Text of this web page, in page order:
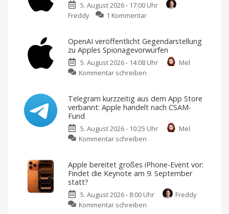
verrät
Ein
Schutzschild
mit
5. August 2026 - 17:00 Uhr
Freddy
1 Kommentarzu
soll
Apple
im
spannender
Herbst
steht
bevor
OpenAI veröffentlicht Gegendarstellung
zu Apples Spionagevorwürfen
5. August 2026 - 14:08 Uhr
Mel
Kommentar schreiben
Gegendarstellung
zu
Spionagevorwürfen
haben
Telegram kurzzeitig aus dem App Store
verbannt: Apple handelt nach CSAM-
Fund
5. August 2026 - 10:25 Uhr
Mel
Kommentar schreiben
aus
dem
Store
Apple bereitet großes iPhone-Event vor:
Findet die Keynote am 9. September
statt?
5. August 2026 - 8:00 Uhr
Freddy
Kommentar schreiben